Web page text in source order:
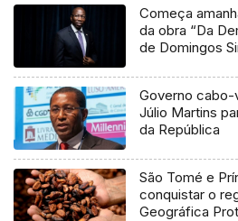
Começa
da obra “Da
de Domingos
Governo
Júlio Martins
da República
São Tomé e
conquistar o
Geográfica